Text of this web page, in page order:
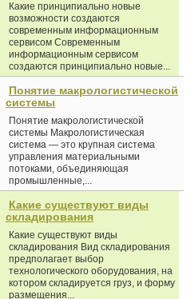
Какие принципиально новые
возможности создаются
современным информационным
сервисом Современным
информационным сервисом
создаются принципиально новые...
Понятие макрологистической
системы
Понятие макрологистической
системы Макрологистическая
система — это крупная система
управления материальными
потоками, объединяющая
промышленные,...
Какие существуют виды
складирования
Какие существуют виды
складирования Вид складирования
предполагает выбор
технологического оборудования, на
котором складируется груз, и форму
размещения...